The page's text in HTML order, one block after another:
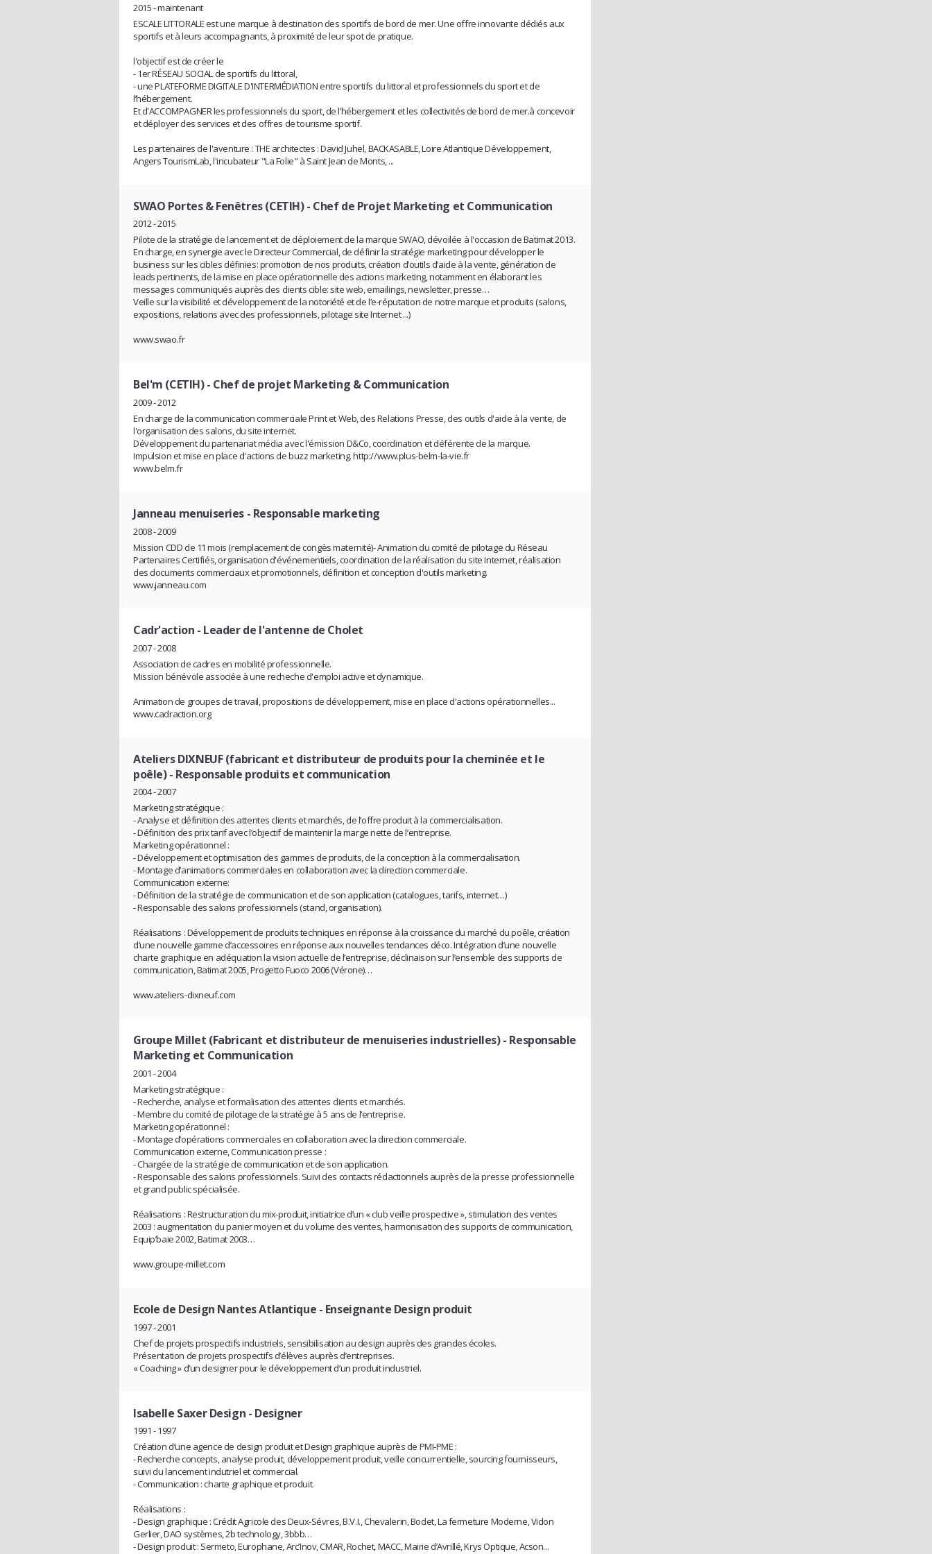
2015 - maintenant
ESCALE LITTORALE est une marque à destination des sportifs de bord de mer. Une offre innovante dédiés aux
sportifs et à leurs accompagnants, à proximité de leur spot de pratique.
l'objectif est de créer le
- 1er RÉSEAU SOCIAL de sportifs du littoral,
- une PLATEFORME DIGITALE D'INTERMÉDIATION entre sportifs du littoral et professionnels du sport et de
l’hébergement.
Et d'ACCOMPAGNER les professionnels du sport, de l’hébergement et les collectivités de bord de mer.à concevoir
et déployer des services et des offres de tourisme sportif.
Les partenaires de l'aventure : THE architectes : David Juhel, BACKASABLE, Loire Atlantique Développement,
Angers TourismLab, l'incubateur "La Folie" à Saint Jean de Monts, ...
SWAO Portes & Fenêtres (CETIH)- Chef de Projet Marketing et Communication
2012 - 2015
Pilote de la stratégie de lancement et de déploiement de la marque SWAO, dévoilée à l'occasion de Batimat 2013.
En charge, en synergie avec le Directeur Commercial, de définir la stratégie marketing pour développer le
business sur les cibles définies: promotion de nos produits, création d’outils d’aide à la vente, génération de
leads pertinents, de la mise en place opérationnelle des actions marketing, notamment en élaborant les
messages communiqués auprès des clients cible: site web, emailings, newsletter, presse…
Veille sur la visibilité et développement de la notoriété et de l’e-réputation de notre marque et produits (salons,
expositions, relations avec des professionnels, pilotage site Internet ...)
www.swao.fr
Bel'm (CETIH)- Chef de projet Marketing & Communication
2009 - 2012
En charge de la communication commerciale Print et Web, des Relations Presse, des outils d'aide à la vente, de
l'organisation des salons, du site internet.
Développement du partenariat média avec l'émission D&Co, coordination et déférente de la marque.
Impulsion et mise en place d'actions de buzz marketing. http://www.plus-belm-la-vie.fr
www.belm.fr
Janneau menuiseries - Responsable marketing
2008 - 2009
Mission CDD de 11 mois (remplacement de congès maternité)- Animation du comité de pilotage du Réseau
Partenaires Certifiés, organisation d'événementiels, coordination de la réalisation du site Internet, réalisation
des documents commerciaux et promotionnels, définition et conception d'outils marketing.
www.janneau.com
Cadr'action - Leader de l'antenne de Cholet
2007 - 2008
Association de cadres en mobilité professionnelle.
Mission bénévole associée à une recheche d'emploi active et dynamique.
Animation de groupes de travail, propositions de développement, mise en place d'actions opérationnelles...
www.cadraction.org
Ateliers DIXNEUF (fabricant et distributeur de produits pour la cheminée et le
poêle)- Responsable produits et communication
2004 - 2007
Marketing stratégique :
- Analyse et définition des attentes clients et marchés, de l’offre produit à la commercialisation.
- Définition des prix tarif avec l’objectif de maintenir la marge nette de l’entreprise.
Marketing opérationnel :
- Développement et optimisation des gammes de produits, de la conception à la commercialisation.
- Montage d’animations commerciales en collaboration avec la direction commerciale.
Communication externe:
- Définition de la stratégie de communication et de son application (catalogues, tarifs, internet…)
- Responsable des salons professionnels (stand, organisation).
Réalisations : Développement de produits techniques en réponse à la croissance du marché du poêle, création
d’une nouvelle gamme d’accessoires en réponse aux nouvelles tendances déco. Intégration d’une nouvelle
charte graphique en adéquation la vision actuelle de l’entreprise, déclinaison sur l’ensemble des supports de
communication, Batimat 2005, Progetto Fuoco 2006 (Vérone)…
www.ateliers-dixneuf.com
Groupe Millet (Fabricant et distributeur de menuiseries industrielles)- Responsable
Marketing et Communication
2001 - 2004
Marketing stratégique :
- Recherche, analyse et formalisation des attentes clients et marchés.
- Membre du comité de pilotage de la stratégie à 5 ans de l’entreprise.
Marketing opérationnel :
- Montage d’opérations commerciales en collaboration avec la direction commerciale.
Communication externe, Communication presse :
- Chargée de la stratégie de communication et de son application.
- Responsable des salons professionnels. Suivi des contacts rédactionnels auprès de la presse professionnelle
et grand public spécialisée.
Réalisations : Restructuration du mix-produit, initiatrice d’un « club veille prospective », stimulation des ventes
2003 : augmentation du panier moyen et du volume des ventes, harmonisation des supports de communication,
Equip’baie 2002, Batimat 2003…
www.groupe-millet.com
Ecole de Design Nantes Atlantique - Enseignante Design produit
1997 - 2001
Chef de projets prospectifs industriels, sensibilisation au design auprès des grandes écoles.
Présentation de projets prospectifs d’élèves auprès d’entreprises.
« Coaching » d’un designer pour le développement d’un produit industriel.
Isabelle Saxer Design - Designer
1991 - 1997
Création d’une agence de design produit et Design graphique auprès de PMI-PME :
- Recherche concepts, analyse produit, développement produit, veille concurrentielle, sourcing fournisseurs,
suivi du lancement indutriel et commercial.
- Communication : charte graphique et produit.
Réalisations :
- Design graphique : Crédit Agricole des Deux-Sévres, B.V.I., Chevalerin, Bodet, La fermeture Moderne, Vidon
Gerlier, DAO systèmes, 2b technology, 3bbb…
- Design produit : Sermeto, Europhane, Arc’Inov, CMAR, Rochet, MACC, Mairie d’Avrillé, Krys Optique, Acson...